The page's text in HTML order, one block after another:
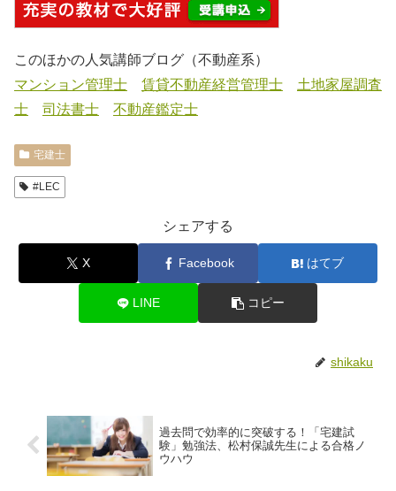
このほかの人気講師ブログ（不動産系）
マンション管理士
賃貸不動産経営管理士
土地家屋調査
士
司法書士 不動産鑑定士
宅建士
#LEC
シェアする
X Facebook はてブ
LINE コピー
shikaku
過去問で効率的に突破する！「宅建試
験」勉強法、松村保誠先生による合格ノ
ウハウ